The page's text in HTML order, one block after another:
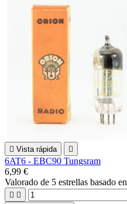
 Vista rápida 
6AT6 - EBC90 Tungsram
6,99 €
Valorado de 5 estrellas basado en
 